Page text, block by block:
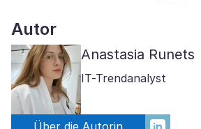
Autor
Anastasia Runets
IT-Trendanalyst